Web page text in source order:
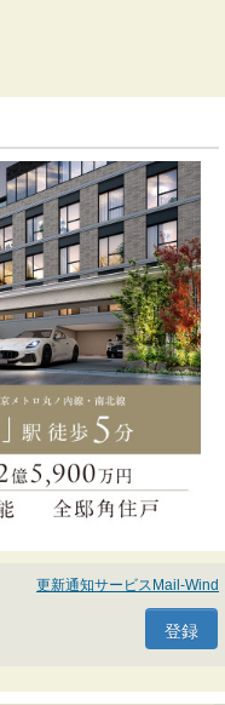
更新通知サービスMail-Wind